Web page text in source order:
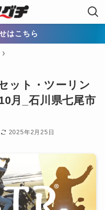
はこちら
ット・ツーリン
月_石川県七尾市
2025年2月25日